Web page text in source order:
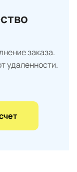
заказа.
удаленности.